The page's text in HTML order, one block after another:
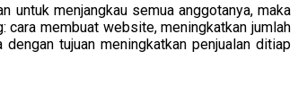
untuk menjangkau semua anggotanya, maka
membuat website, meningkatkan jumlah
tujuan meningkatkan penjualan ditiap